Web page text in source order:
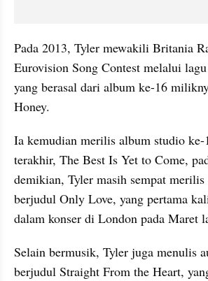
Pada 2013, Tyler mewakili Britania
Eurovision Song Contest melalui
yang berasal dari album ke-16
Honey.
Ia kemudian merilis album studio ke-
terakhir, The Best Is Yet to Come,
demikian, Tyler masih sempat merilis
berjudul Only Love, yang pertama
dalam konser di London pada Maret
Selain bermusik, Tyler juga menulis
berjudul Straight From the Heart,